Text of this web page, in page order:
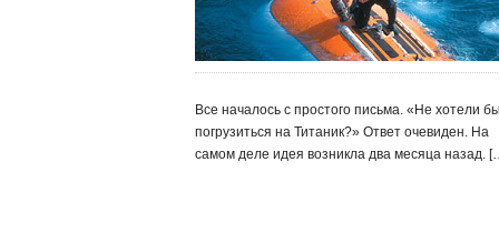
Все началось с простого письма. «Не хотели
погрузиться на Титаник?» Ответ очевиден. На
самом деле идея возникла два месяца назад.